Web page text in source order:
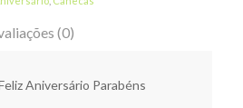
(0)
Aniversário Parabéns